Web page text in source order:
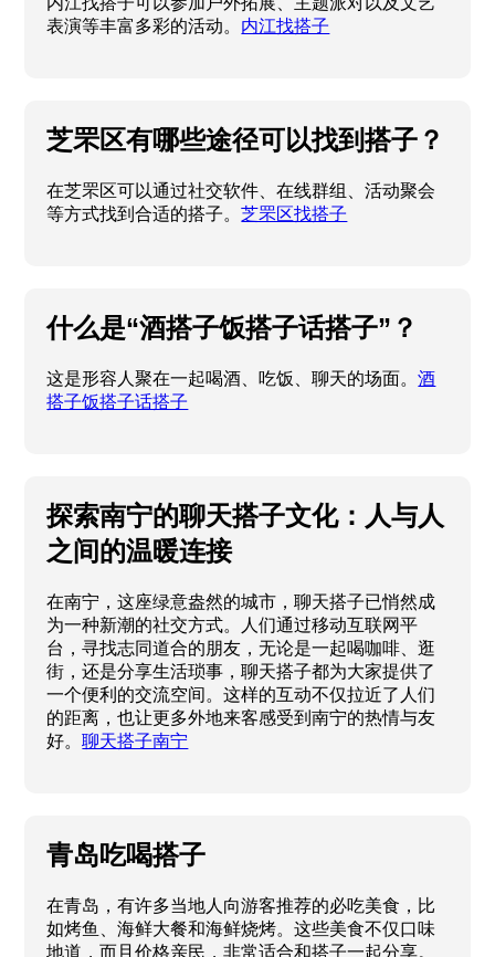
表演等丰富多彩的活动。 内江找搭子
芝罘区有哪些途径可以找到搭子？
在芝罘区可以通过社交软件、在线群组、活动聚会
等方式找到合适的搭子。芝罘区找搭子
什么是“酒搭子饭搭子话搭子”？
这是形容人聚在一起喝酒、吃饭、聊天的场面。酒
搭子饭搭子话搭子
探索南宁的聊天搭子文化：人与人
之间的温暖连接
在南宁，这座绿意盎然的城市，聊天搭子已悄然成
为一种新潮的社交方式。人们通过移动互联网平
台，寻找志同道合的朋友，无论是一起喝咖啡、逛
街，还是分享生活琐事，聊天搭子都为大家提供了
一个便利的交流空间。这样的互动不仅拉近了人们
的距离，也让更多外地来客感受到南宁的热情与友
好。聊天搭子南宁
青岛吃喝搭子
在青岛，有许多当地人向游客推荐的必吃美食，比
如烤鱼、海鲜大餐和海鲜烧烤。这些美食不仅口味
地道，而且价格亲民，非常适合和搭子一起分享。